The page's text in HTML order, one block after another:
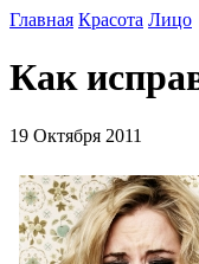
Главная Красота Лицо
Как
19 Октября 2011